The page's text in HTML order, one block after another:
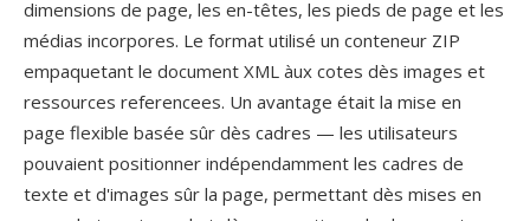
dimensions de page, les en-têtes, les pieds de page et les
médias incorpores. Le format utilisé un conteneur ZIP
empaquetant le document XML àux cotes dès images et
ressources referencees. Un avantage était la mise en
page flexible basée sûr dès cadres — les utilisateurs
pouvaient positionner indépendamment les cadres de
texte et d'images sûr la page, permettant dès mises en